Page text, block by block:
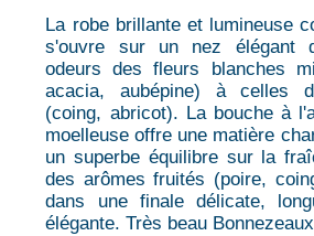
La robe brillante et lumineuse
s'ouvre sur un nez élégant
odeurs des fleurs blanches
acacia, aubépine) à celles
(coing, abricot). La bouche à
moelleuse offre une matière
un superbe équilibre sur la
des arômes fruités (poire,
dans une finale délicate,
élégante. Très beau